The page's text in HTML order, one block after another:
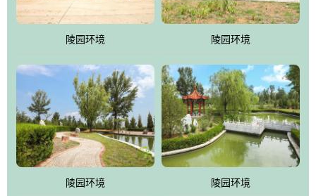
陵园环境 陵园环境
陵园环境 陵园环境